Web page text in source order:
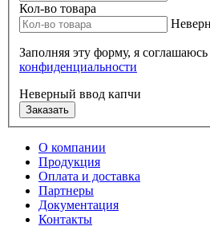
Кол-во товара
Заполняя эту форму, я соглашаюсь
конфиденциальности
Неверный ввод капчи
Заказать
О компании
Продукция
Оплата и доставка
Партнеры
Документация
Контакты